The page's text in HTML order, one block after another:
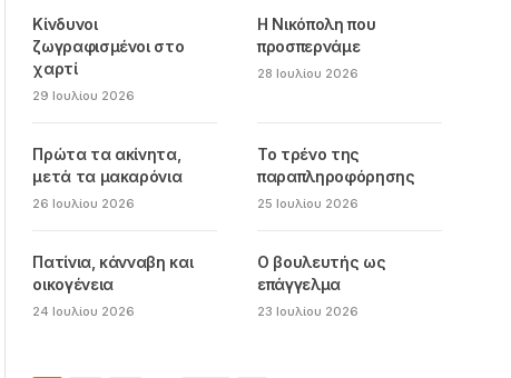
Κίνδυνοι
ζωγραφισμένοι στο
χαρτί
29 Ιουλίου 2026
Η Νικόπολη που
προσπερνάμε
28 Ιουλίου 2026
Πρώτα τα ακίνητα,
μετά τα μακαρόνια
26 Ιουλίου 2026
Το τρένο της
παραπληροφόρησης
25 Ιουλίου 2026
Πατίνια, κάνναβη και
οικογένεια
24 Ιουλίου 2026
Ο βουλευτής ως
επάγγελμα
23 Ιουλίου 2026